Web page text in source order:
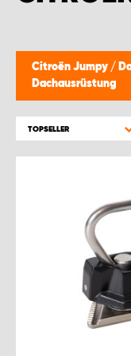
Citroën Jumpy /
Dachausrüstung
TOPSELLER
MONTAGEPARTNER WIEN
SCHAURAUM ÖSTERREICH